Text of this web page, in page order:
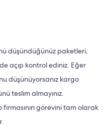
düşündüğünüz paketleri,
açıp kontrol ediniz. Eğer
düşünüyorsanız kargo
teslim almayınız.
firmasının görevini tam olarak